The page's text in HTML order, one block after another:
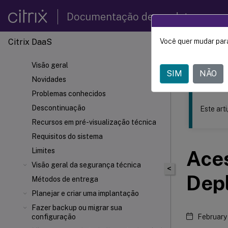
Documentação de produtos
Citrix DaaS
Visão geral
Novidades
Problemas conhecidos
Descontinuação
Recursos em pré-visualização técnica
Requisitos do sistema
Limites
Visão geral da segurança técnica
Métodos de entrega
Planejar e criar uma implantação
Fazer backup ou migrar sua
configuração
Este
Citrix
<
Este
Você quer mudar
SIM NÃO